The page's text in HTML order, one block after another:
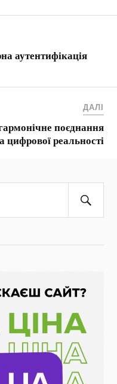
аутентифікація
ДАЛІ
поєднання
цифрової реальності